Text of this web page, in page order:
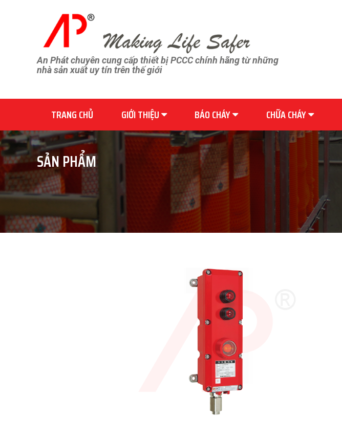
An Phát chuyên cung cấp thiết bị PCCC chính hãng từ những
nhà sản xuất uy tín trên thế giới
TRANG CHỦ GIỚI THIỆU BÁO CHÁY CHỮA CHÁY
SẢN PHẨM